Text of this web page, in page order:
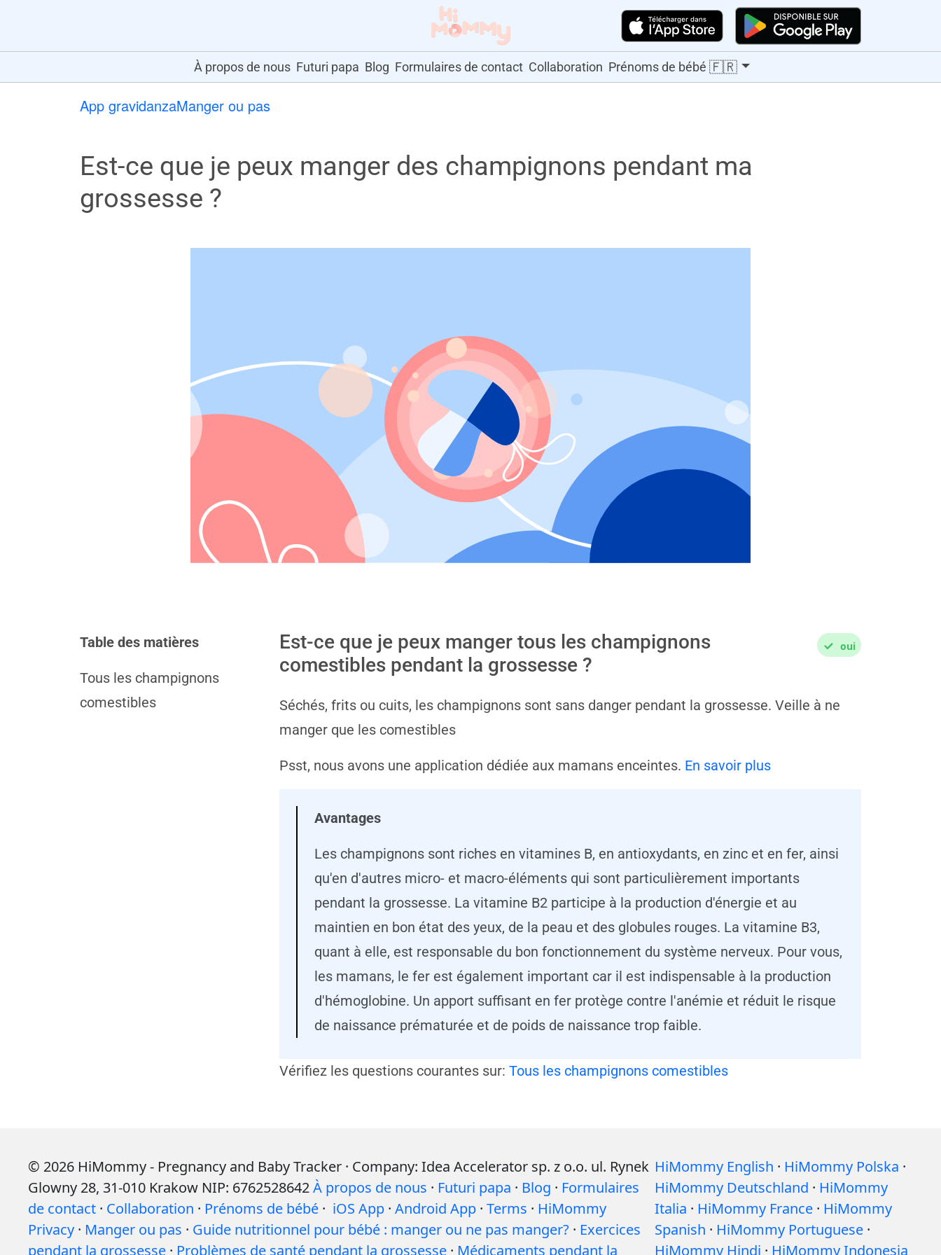
À propos de nous Futuri papa Blog Formulaires de contact Collaboration Prénoms de bébé 🇫🇷
App gravidanzaManger ou pas
Est-ce que je peux manger des champignons pendant ma
grossesse ?
Table des matières
Tous les champignons
comestibles
Est-ce que je peux manger tous les champignons
comestibles pendant la grossesse ?
oui
Séchés, frits ou cuits, les champignons sont sans danger pendant la grossesse. Veille à ne
manger que les comestibles
Psst, nous avons une application dédiée aux mamans enceintes. En savoir plus
Avantages
Les champignons sont riches en vitamines B, en antioxydants, en zinc et en fer, ainsi
qu'en d'autres micro- et macro-éléments qui sont particulièrement importants
pendant la grossesse. La vitamine B2 participe à la production d'énergie et au
maintien en bon état des yeux, de la peau et des globules rouges. La vitamine B3,
quant à elle, est responsable du bon fonctionnement du système nerveux. Pour vous,
les mamans, le fer est également important car il est indispensable à la production
d'hémoglobine. Un apport suffisant en fer protège contre l'anémie et réduit le risque
de naissance prématurée et de poids de naissance trop faible.
Vérifiez les questions courantes sur: Tous les champignons comestibles
© 2026 HiMommy - Pregnancy and Baby Tracker · Company: Idea Accelerator sp. z o.o. ul. Rynek
Glowny 28, 31-010 Krakow NIP: 6762528642À propos de nous · Futuri papa · Blog · Formulaires
de contact · Collaboration · Prénoms de bébé · iOS App · Android App · Terms · HiMommy
Privacy · Manger ou pas · Guide nutritionnel pour bébé : manger ou ne pas manger? · Exercices
pendant la grossesse · Problèmes de santé pendant la grossesse · Médicaments pendant la
HiMommy English · HiMommy Polska ·
HiMommy Deutschland · HiMommy
Italia · HiMommy France· HiMommy
Spanish · HiMommy Portuguese·
HiMommy Hindi · HiMommy Indonesia